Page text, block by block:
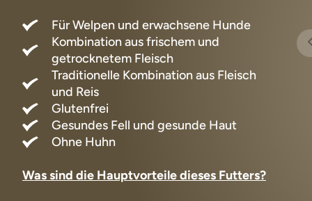
Für Welpen und erwachsene Hunde
Kombination aus frischem und
getrocknetem Fleisch
Traditionelle Kombination aus Fleisch
und Reis
Glutenfrei
Gesundes Fell und gesunde Haut
Ohne Huhn
Was sind die Hauptvorteile dieses Futters?